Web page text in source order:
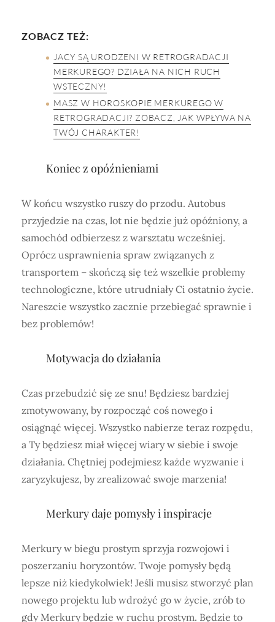
ZOBACZ TEŻ:
JACY SĄ URODZENI W RETROGRADACJI
MERKUREGO? DZIAŁA NA NICH RUCH
WSTECZNY!
MASZ W HOROSKOPIE MERKUREGO W
RETROGRADACJI? ZOBACZ, JAK WPŁYWA NA
TWÓJ CHARAKTER!
Koniec z opóźnieniami
W końcu wszystko ruszy do przodu. Autobus
przyjedzie na czas, lot nie będzie już opóźniony, a
samochód odbierzesz z warsztatu wcześniej.
Oprócz usprawnienia spraw związanych z
transportem – skończą się też wszelkie problemy
technologiczne, które utrudniały Ci ostatnio życie.
Nareszcie wszystko zacznie przebiegać sprawnie i
bez problemów!
Motywacja do działania
Czas przebudzić się ze snu! Będziesz bardziej
zmotywowany, by rozpocząć coś nowego i
osiągnąć więcej. Wszystko nabierze teraz rozpędu,
a Ty będziesz miał więcej wiary w siebie i swoje
działania. Chętniej podejmiesz każde wyzwanie i
zaryzykujesz, by zrealizować swoje marzenia!
Merkury daje pomysły i inspiracje
Merkury w biegu prostym sprzyja rozwojowi i
poszerzaniu horyzontów. Twoje pomysły będą
lepsze niż kiedykolwiek! Jeśli musisz stworzyć plan
nowego projektu lub wdrożyć go w życie, zrób to
gdy Merkury będzie w ruchu prostym. Będzie to